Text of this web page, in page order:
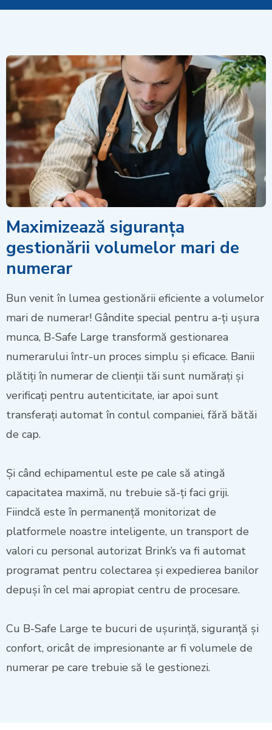
Maximizează siguranța
gestionării volumelor mari de
numerar
Bun venit în lumea gestionării eficiente a volumelor
mari de numerar! Gândite special pentru a-ți ușura
munca, B-Safe Large transformă gestionarea
numerarului într-un proces simplu și eficace. Banii
plătiți în numerar de clienții tăi sunt numărați și
verificați pentru autenticitate, iar apoi sunt
transferați automat în contul companiei, fără bătăi
de cap.
Și când echipamentul este pe cale să atingă
capacitatea maximă, nu trebuie să-ți faci griji.
Fiindcă este în permanență monitorizat de
platformele noastre inteligente, un transport de
valori cu personal autorizat Brink’s va fi automat
programat pentru colectarea și expedierea banilor
depuși în cel mai apropiat centru de procesare.
Cu B-Safe Large te bucuri de ușurință, siguranță și
confort, oricât de impresionante ar fi volumele de
numerar pe care trebuie să le gestionezi.